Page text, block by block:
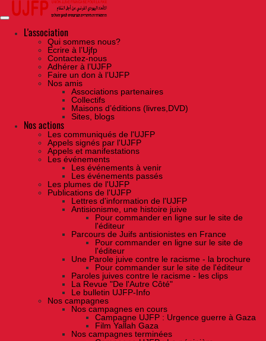
Skip
the
contentL'association
Qui sommes nous?
Ecrire à l’Ujfp
Contactez-nous
Adhérer à l’UJFP
Faire un don à l’UJFP
Nos amis
Associations partenaires
Collectifs
Maisons d’éditions (livres,DVD)
Sites, blogs
Nos actions
Les communiqués de l'UJFP
Appels signés par l'UJFP
Appels et manifestations
Les événements
Les événements à venir
Les événements passés
Les plumes de l'UJFP
Publications de l'UJFP
Lettres d'information de l'UJFP
Antisionisme, une histoire juive
Pour commander en ligne sur le site de
l'éditeur
Parcours de Juifs antisionistes en France
Pour commander en ligne sur le site de
l'éditeur
Une Parole juive contre le racisme - la brochure
Pour commander sur le site de l'éditeur
Paroles juives contre le racisme - les clips
La Revue "De l'Autre Côté"
Le bulletin UJFP-Info
Nos campagnes
Nos campagnes en cours
Campagne UJFP : Urgence guerre à Gaza
Film Yallah Gaza
Nos campagnes terminées